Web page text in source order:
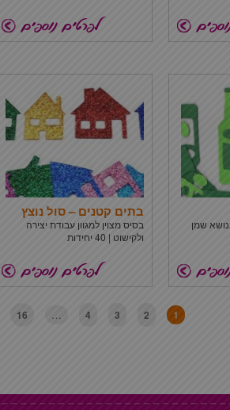
שמן
בתים קטנים – סול נוצץ
בסיס מצוין למגוון עבודת יצירה
ולקישוט | 40 יחידות
1
2
3
4
…
16